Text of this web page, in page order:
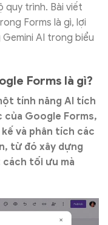
quy trình. Bài viết
Forms là gì, lợi
AI trong biểu
Forms là gì?
tính năng AI tích
của Google Forms,
và phân tích các
từ đó xây dựng
tối ưu mà